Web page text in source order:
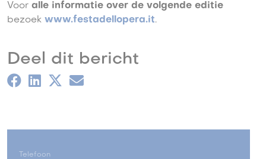
Voor alle informatie over de volgende editie
bezoek www.festadellopera.it.
Deel dit bericht
Telefoon